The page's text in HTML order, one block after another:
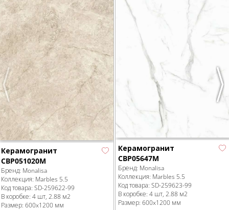
Previous
Керамогранит
CBP051020M
Бренд: Monalisa
Коллекция: Marbles 5.5
Код товара: SD-259622-99
В коробке: 4 шт, 2.88 м2
Размер: 600x1200 мм
Керамогранит
CBP05647M
Бренд: Monalisa
Коллекция: Marbles 5.5
Код товара: SD-259623-99
В коробке: 4 шт, 2.88 м2
Размер: 600x1200 мм